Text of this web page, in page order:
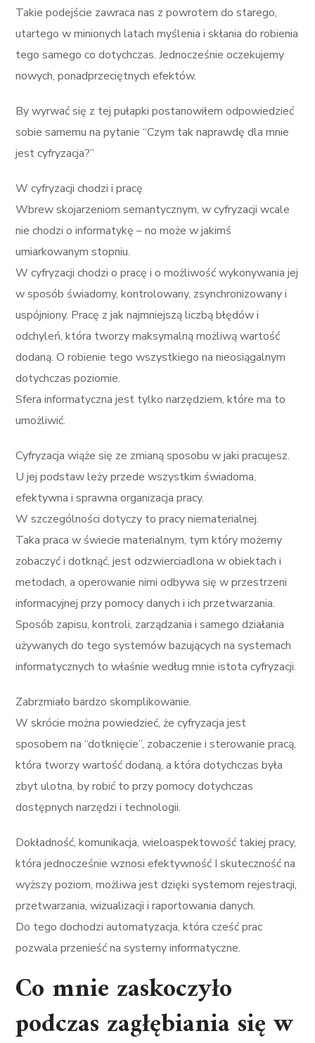
Takie podejście zawraca nas z powrotem do starego,
utartego w minionych latach myślenia i skłania do robienia
tego samego co dotychczas. Jednocześnie oczekujemy
nowych, ponadprzeciętnych efektów.
By wyrwać się z tej pułapki postanowiłem odpowiedzieć
sobie samemu na pytanie “Czym tak naprawdę dla mnie
jest cyfryzacja?”
W cyfryzacji chodzi i pracę
Wbrew skojarzeniom semantycznym, w cyfryzacji wcale
nie chodzi o informatykę – no może w jakimś
umiarkowanym stopniu.
W cyfryzacji chodzi o pracę i o możliwość wykonywania jej
w sposób świadomy, kontrolowany, zsynchronizowany i
uspójniony. Pracę z jak najmniejszą liczbą błędów i
odchyleń, która tworzy maksymalną możliwą wartość
dodaną. O robienie tego wszystkiego na nieosiągalnym
dotychczas poziomie.
Sfera informatyczna jest tylko narzędziem, które ma to
umożliwić.
Cyfryzacja wiąże się ze zmianą sposobu w jaki pracujesz.
U jej podstaw leży przede wszystkim świadoma,
efektywna i sprawna organizacja pracy.
W szczególności dotyczy to pracy niematerialnej.
Taka praca w świecie materialnym, tym który możemy
zobaczyć i dotknąć, jest odzwierciadlona w obiektach i
metodach, a operowanie nimi odbywa się w przestrzeni
informacyjnej przy pomocy danych i ich przetwarzania.
Sposób zapisu, kontroli, zarządzania i samego działania
używanych do tego systemów bazujących na systemach
informatycznych to właśnie według mnie istota cyfryzacji.
Zabrzmiało bardzo skomplikowanie.
W skrócie można powiedzieć, że cyfryzacja jest
sposobem na “dotknięcie”, zobaczenie i sterowanie pracą,
która tworzy wartość dodaną, a która dotychczas była
zbyt ulotna, by robić to przy pomocy dotychczas
dostępnych narzędzi i technologii.
Dokładność, komunikacja, wieloaspektowość takiej pracy,
która jednocześnie wznosi efektywność I skuteczność na
wyższy poziom, możliwa jest dzięki systemom rejestracji,
przetwarzania, wizualizacji i raportowania danych.
Do tego dochodzi automatyzacja, która cześć prac
pozwala przenieść na systemy informatyczne.
Co mnie zaskoczyło
podczas zagłębiania się w